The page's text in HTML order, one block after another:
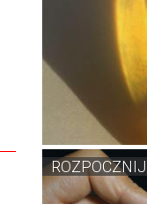
ROZPOCZNIJ